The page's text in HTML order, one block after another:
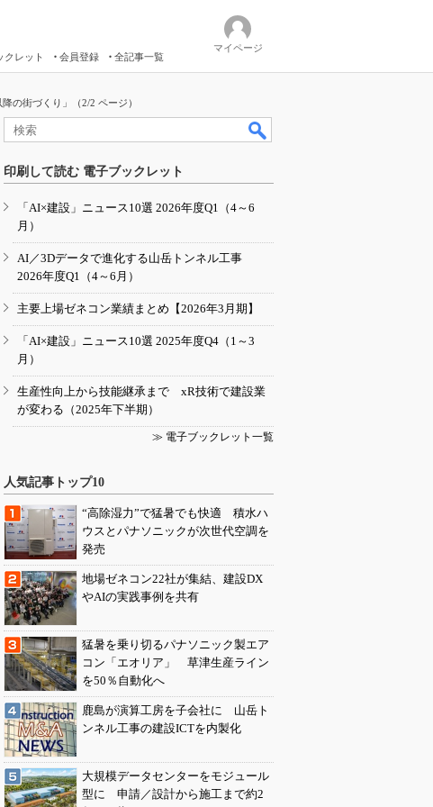
クレット 会員登録 全記事一覧
マイページ
の街づくり」（2/2 ページ）
印刷して読む 電子ブックレット
「AI×建設」ニュース10選 2026年度Q1（4～6
月）
AI／3Dデータで進化する山岳トンネル工事
2026年度Q1（4～6月）
主要上場ゼネコン業績まとめ【2026年3月期】
「AI×建設」ニュース10選 2025年度Q4（1～3
月）
生産性向上から技能継承まで xR技術で建設業
が変わる（2025年下半期）
≫ 電子ブックレット一覧
人気記事トップ10
“高除湿力”で猛暑でも快適 積水ハ
ウスとパナソニックが次世代空調を
発売
地場ゼネコン22社が集結、建設DX
やAIの実践事例を共有
猛暑を乗り切るパナソニック製エア
コン「エオリア」 草津生産ライン
を50％自動化へ
鹿島が演算工房を子会社に 山岳ト
ンネル工事の建設ICTを内製化
大規模データセンターをモジュール
型に 申請／設計から施工まで約2